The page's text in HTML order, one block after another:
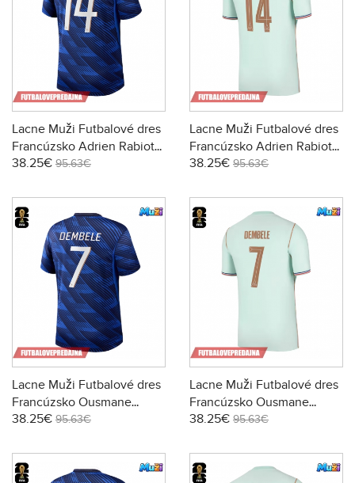
Lacne Muži Futbalové dres
Francúzsko Adrien Rabiot
#14 MS 2026 Krátky Rukáv -
38.25€ 95.63€
Lacne Muži Futbalové dres
Francúzsko Adrien Rabiot
#14 MS 2026 Krátky Rukáv -
38.25€ 95.63€
Lacne Muži Futbalové dres
Francúzsko Ousmane
Dembele #7 MS 2026
38.25€ 95.63€
Lacne Muži Futbalové dres
Francúzsko Ousmane
Dembele #7 MS 2026
38.25€ 95.63€